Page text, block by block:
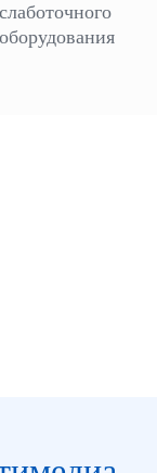
слаботочного
оборудования